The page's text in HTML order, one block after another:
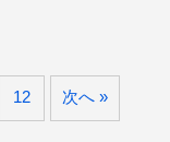
12 次へ »